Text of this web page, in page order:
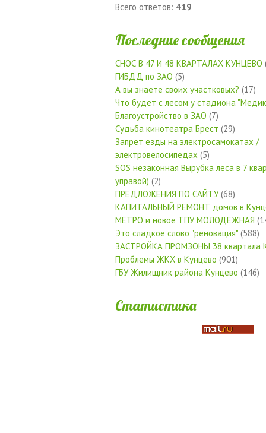
Всего ответов: 419
Последние сообщения
СНОС В 47 И 48 КВАРТАЛАХ КУНЦЕВО
ГИБДД по ЗАО (5)
А вы знаете своих участковых? (17)
Что будет с лесом у стадиона
Благоустройство в ЗАО (7)
Судьба кинотеатра Брест (29)
Запрет езды на электросамокатах /
электровелосипедах (5)
SOS незаконная Вырубка леса в 7
управой) (2)
ПРЕДЛОЖЕНИЯ ПО САЙТУ(68)
КАПИТАЛЬНЫЙ РЕМОНТ домов в
МЕТРО и новое ТПУ МОЛОДЕЖНАЯ
Это сладкое слово "реновация" (588)
ЗАСТРОЙКА ПРОМЗОНЫ 38 квартала
Проблемы ЖКХ в Кунцево (901)
ГБУ Жилищник района Кунцево (146)
Статистика